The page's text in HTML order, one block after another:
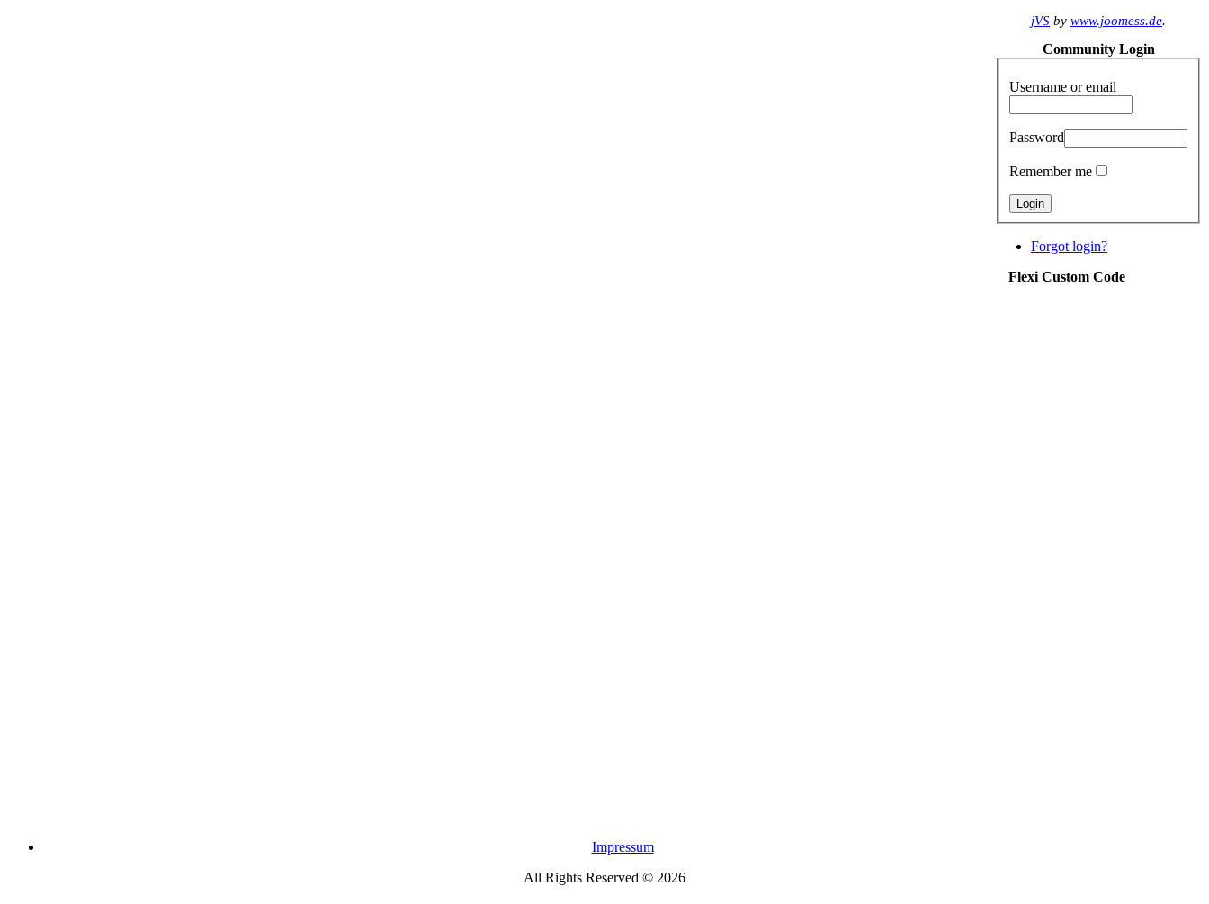
jVS by www.joomess.de.
Community Login
Username or email
Password
Remember me
Forgot login?
Flexi Custom Code
Impressum
All Rights Reserved © 2026